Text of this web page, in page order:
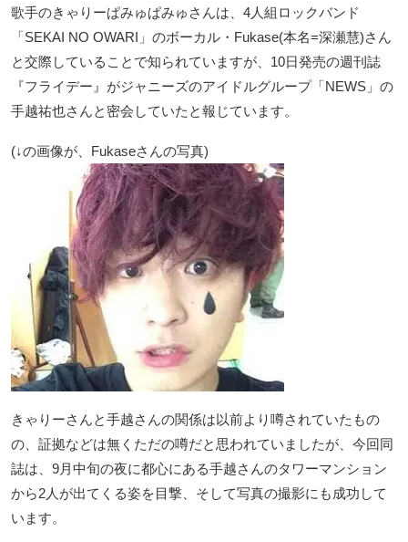
歌手のきゃりーぱみゅぱみゅさんは、4人組ロックバンド
「SEKAI NO OWARI」のボーカル・Fukase(本名=深瀬慧)さん
と交際していることで知られていますが、10日発売の週刊誌
『フライデー』がジャニーズのアイドルグループ「NEWS」の
手越祐也さんと密会していたと報じています。
(↓の画像が、Fukaseさんの写真)
きゃりーさんと手越さんの関係は以前より噂されていたもの
の、証拠などは無くただの噂だと思われていましたが、今回同
誌は、9月中旬の夜に都心にある手越さんのタワーマンション
から2人が出てくる姿を目撃、そして写真の撮影にも成功して
います。